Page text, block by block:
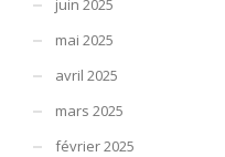
juin 2025
mai 2025
avril 2025
mars 2025
février 2025